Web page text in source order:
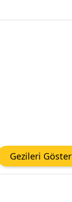
Gezileri Göster